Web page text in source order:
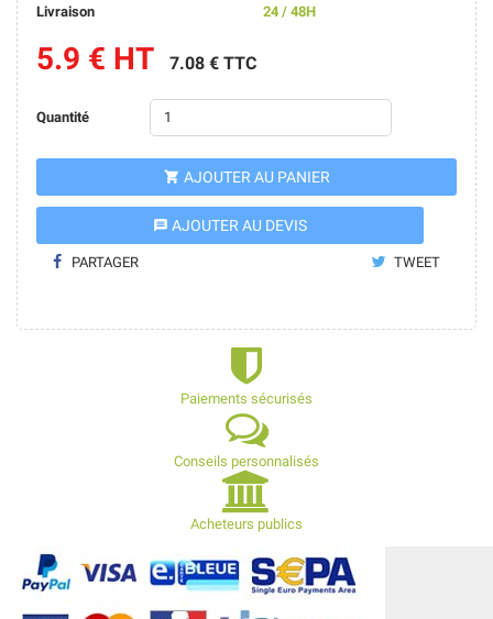
Livraison
24 / 48H
5.9 € HT 7.08 € TTC
Quantité
 AJOUTER AU PANIER
message AJOUTER AU DEVIS
PARTAGER TWEET
Paiements sécurisés
Conseils personnalisés
Acheteurs publics